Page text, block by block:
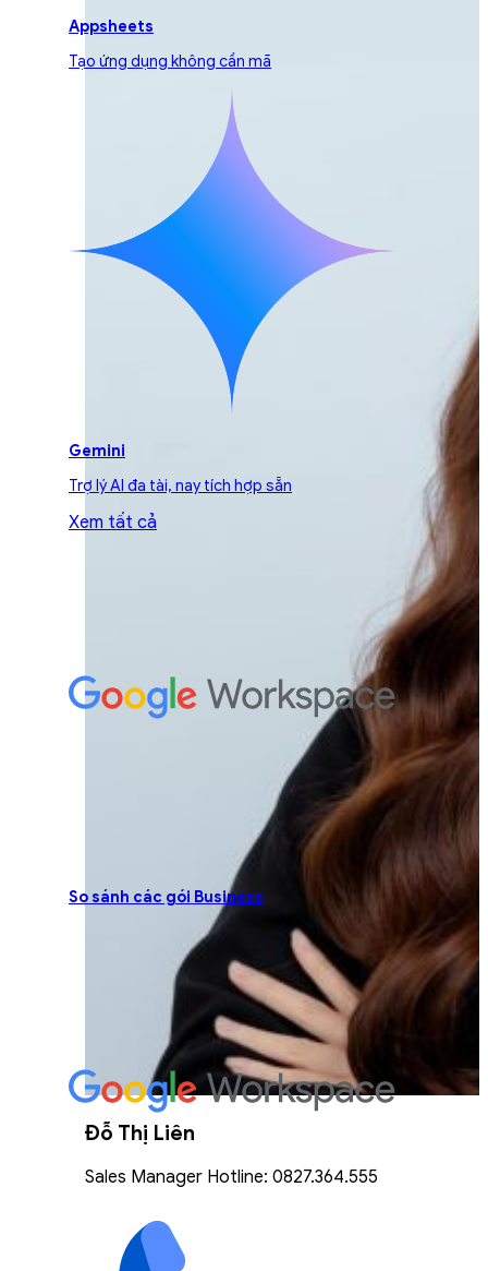
Đỗ Thị Liên
Sales Manager Hotline: 0827.364.555
Appsheets
Tạo ứng dụng không cần mã
Gemini
Trợ lý AI đa tài, nay tích hợp sẵn
Xem tất cả
So sánh các gói Business